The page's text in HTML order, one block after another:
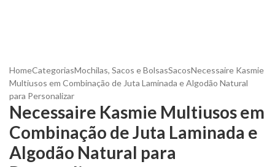
HomeCategoriasMochilas, Sacos e BolsasSacosNecessaire Kasmie
Multiusos em Combinação de Juta Laminada e Algodão Natural
para Personalizar
Necessaire Kasmie Multiusos em
Combinação de Juta Laminada e
Algodão Natural para